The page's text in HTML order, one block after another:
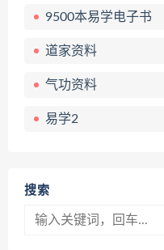
9500本易学电子书
道家资料
气功资料
易学2
搜索